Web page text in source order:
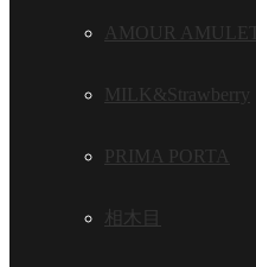
AMOUR AMULET
MILK&Strawberry
PRIMA PORTA
相木目